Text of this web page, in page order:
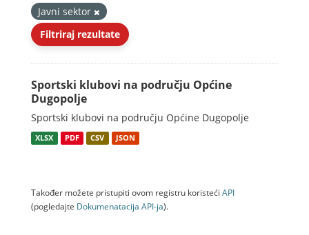
Javni sektor
Filtriraj rezultate
Sportski klubovi na području Općine
Dugopolje
Sportski klubovi na području Općine Dugopolje
XLSX PDF CSV JSON
Također možete pristupiti ovom registru koristeći API
(pogledajte Dokumenаtаcijа API-jа).